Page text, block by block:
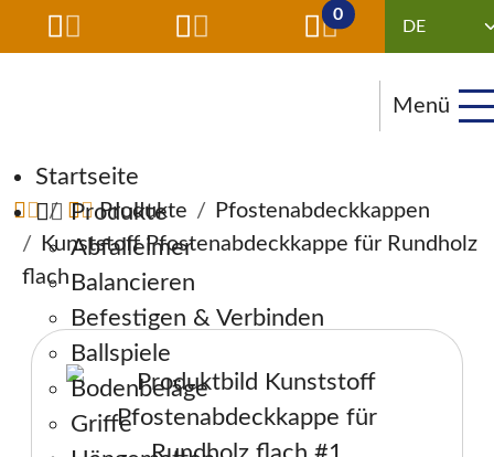
0
Menü
Navigation überspringen
Startseite
Produkte
Abfalleimer
Balancieren
Befestigen & Verbinden
Ballspiele
Bodenbeläge
Griffe
Produkte
Pfostenabdeckkappen
Kunststoff Pfostenabdeckkappe für Rundholz
flach